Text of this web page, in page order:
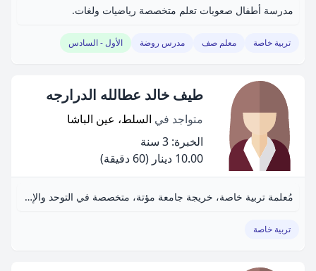
مدرسة أطفال صعوبات تعلم متخصصة رياضيات ولغات.
تربية خاصة معلم صف مدرس روضة الأول - السادس
طيف خالد عطالله الدرارجه
متواجد في السلط، عين الباشا
الخبرة: 3 سنة
10.00 دينار
(60 دقيقة)
مُعلمة تربية خاصة، خريجة جامعة مؤتة، متخصصة في التوحد والإعاقات العقلية، مترجمة لغة إشارة.
تربية خاصة